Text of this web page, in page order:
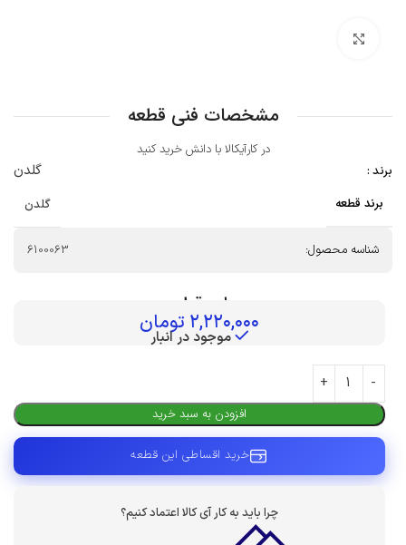
مشخصات فنی قطعه
در کارآیکالا با دانش خرید کنید
برند :
گلدن
برند قطعه گلدن
شناسه محصول: 6100063
بهای قطعه :
۲,۲۲۰,۰۰۰ تومان
موجود در انبار
افزودن به سبد خرید
خرید اقساطی این قطعه
چرا باید به کار آی کالا اعتماد کنیم؟